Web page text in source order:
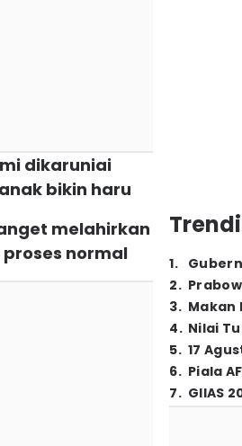
dikaruniai
bikin haru
melahirkan
normal
1.
2.
3. Makan
4. Nilai
5. 17
6. Piala
7. GIIAS